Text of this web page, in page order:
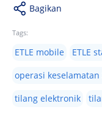
Bagikan
Tags:
ETLE mobile ETLE
operasi keselamatan
tilang elektronik